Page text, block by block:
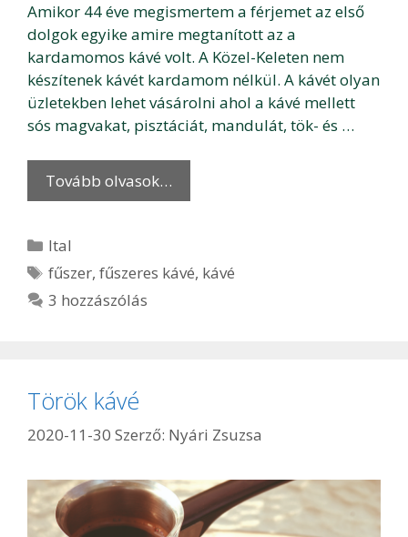
Amikor 44 éve megismertem a férjemet az első
dolgok egyike amire megtanított az a
kardamomos kávé volt. A Közel-Keleten nem
készítenek kávét kardamom nélkül. A kávét olyan
üzletekben lehet vásárolni ahol a kávé mellett
sós magvakat, pisztáciát, mandulát, tök- és …
Tovább olvasok…
Kategória
Ital
Címkék
fűszer,fűszeres kávé, kávé
3 hozzászólás
Török kávé
2020-11-30 Szerző: Nyári Zsuzsa